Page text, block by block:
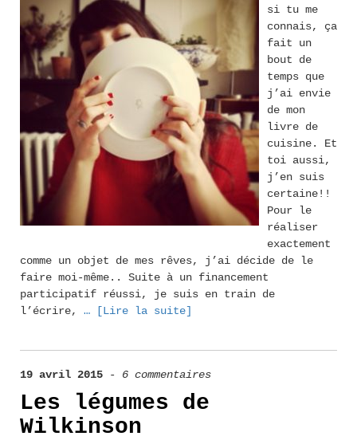
si tu me
connais, ça
fait un
bout de
temps que
j’ai envie
de mon
livre de
cuisine. Et
toi aussi,
j’en suis
certaine!!
Pour le
réaliser
exactement
comme un objet de mes rêves, j’ai décide de le
faire moi-même.. Suite à un financement
participatif réussi, je suis en train de
l’écrire, … [Lire la suite]
19 avril 2015 - 6 commentaires
Les légumes de
Wilkinson